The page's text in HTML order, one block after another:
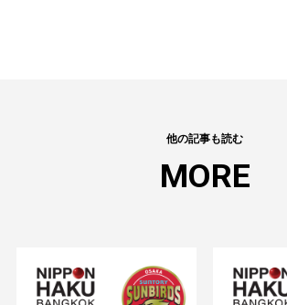
他の記事も読む
MORE